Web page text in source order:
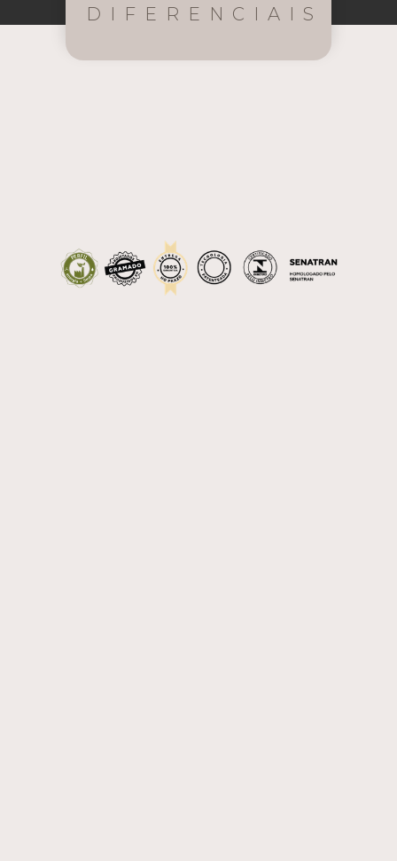
DIFERENCIAIS